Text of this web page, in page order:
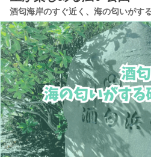
酒匂海岸のすぐ近く、海の匂いがす